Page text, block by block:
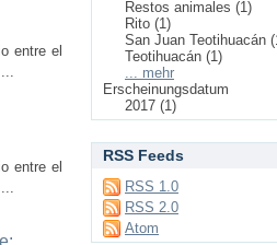
entre el
entre el
Restos animales (1)
Rito (1)
San Juan Teotihuacán
Teotihuacán (1)
... mehr
Erscheinungsdatum
2017 (1)
RSS Feeds
RSS 1.0
RSS 2.0
Atom